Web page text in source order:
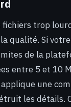
fichiers trop
qualité. Si
de la
entre 5 et 10
une
les détails.